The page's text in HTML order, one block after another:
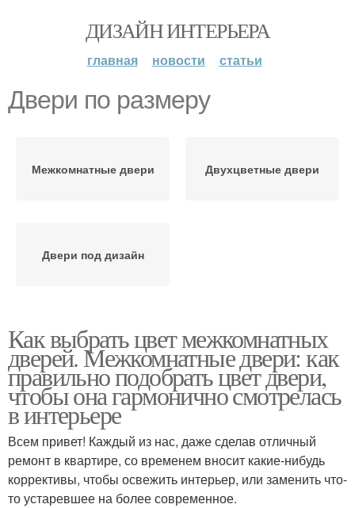
ДИЗАЙН ИНТЕРЬЕРА
главная новости статьи
Двери по размеру
Межкомнатные двери Двухцветные двери
Двери под дизайн
Как выбрать цвет межкомнатных
дверей. Межкомнатные двери: как
правильно подобрать цвет двери,
чтобы она гармонично смотрелась
в интерьере
Всем привет! Каждый из нас, даже сделав отличный
ремонт в квартире, со временем вносит какие-нибудь
коррективы, чтобы освежить интерьер, или заменить что-
то устаревшее на более современное.